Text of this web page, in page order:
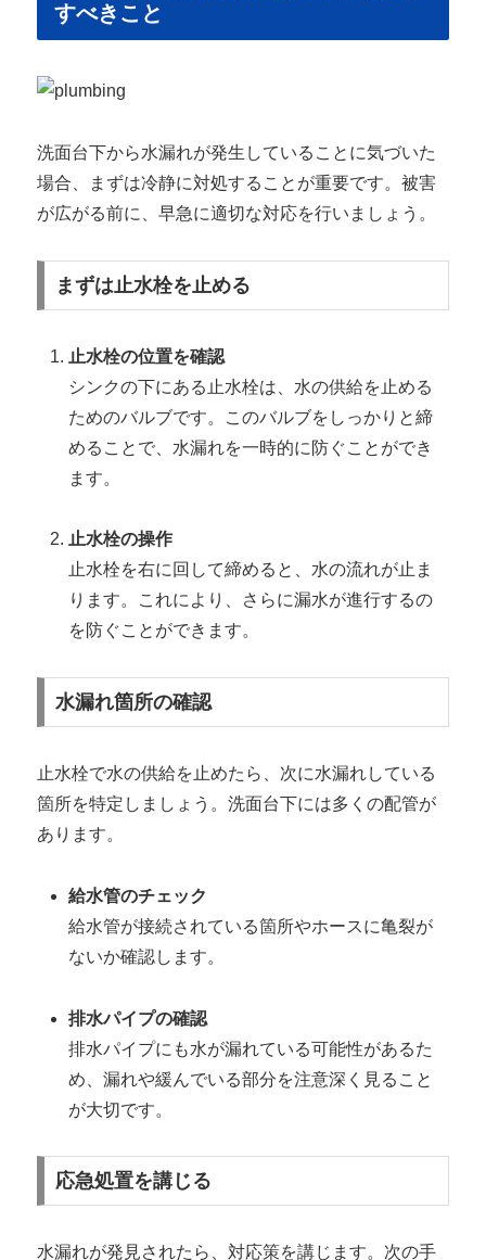
すべきこと
洗面台下から水漏れが発生していることに気づいた
場合、まずは冷静に対処することが重要です。被害
が広がる前に、早急に適切な対応を行いましょう。
まずは止水栓を止める
止水栓の位置を確認
シンクの下にある止水栓は、水の供給を止める
ためのバルブです。このバルブをしっかりと締
めることで、水漏れを一時的に防ぐことができ
ます。
止水栓の操作
止水栓を右に回して締めると、水の流れが止ま
ります。これにより、さらに漏水が進行するの
を防ぐことができます。
水漏れ箇所の確認
止水栓で水の供給を止めたら、次に水漏れしている
箇所を特定しましょう。洗面台下には多くの配管が
あります。
給水管のチェック
給水管が接続されている箇所やホースに亀裂が
ないか確認します。
排水パイプの確認
排水パイプにも水が漏れている可能性があるた
め、漏れや緩んでいる部分を注意深く見ること
が大切です。
応急処置を講じる
水漏れが発見されたら、対応策を講じます。次の手